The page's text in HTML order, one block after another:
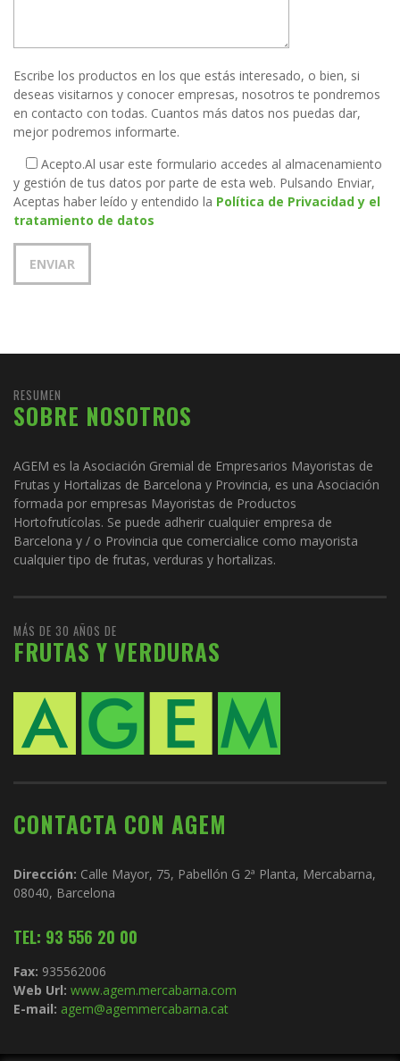
Escribe los productos en los que estás interesado, o bien, si
deseas visitarnos y conocer empresas, nosotros te pondremos
en contacto con todas. Cuantos más datos nos puedas dar,
mejor podremos informarte.
Acepto.Al usar este formulario accedes al almacenamiento
y gestión de tus datos por parte de esta web. Pulsando Enviar,
Aceptas haber leído y entendido la Política de Privacidad y el
tratamiento de datos
RESUMEN
SOBRE NOSOTROS
AGEM es la Asociación Gremial de Empresarios Mayoristas de
Frutas y Hortalizas de Barcelona y Provincia, es una Asociación
formada por empresas Mayoristas de Productos
Hortofrutícolas. Se puede adherir cualquier empresa de
Barcelona y / o Provincia que comercialice como mayorista
cualquier tipo de frutas, verduras y hortalizas.
MÁS DE 30 AÑOS DE
FRUTAS Y VERDURAS
CONTACTA CON AGEM
Dirección: Calle Mayor, 75, Pabellón G 2ª Planta, Mercabarna,
08040, Barcelona
TEL: 93 556 20 00
Fax: 935562006
Web Url: www.agem.mercabarna.com
E-mail: agem@agemmercabarna.cat